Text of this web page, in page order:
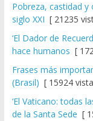
Pobreza, castidad
siglo XXI [ 21235
‘El Dador de
hace humanos [
Frases más
(Brasil) [ 15924
‘El Vaticano: todas
de la Santa Sede [